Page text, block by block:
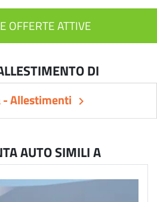
OFFERTE ATTIVE
DI
- Allestimenti keyboard_arrow_right
AUTO SIMILI A